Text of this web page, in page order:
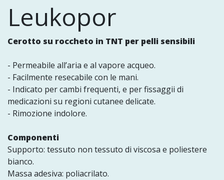
Leukopor
Cerotto su roccheto in TNT per pelli sensibili
- Permeabile all’aria e al vapore acqueo.
- Facilmente resecabile con le mani.
- Indicato per cambi frequenti, e per fissaggii di
medicazioni su regioni cutanee delicate.
- Rimozione indolore.
Componenti
Supporto: tessuto non tessuto di viscosa e poliestere
bianco.
Massa adesiva: poliacrilato.